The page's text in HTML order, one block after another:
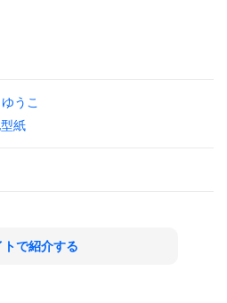
うこ
紙
で紹介する